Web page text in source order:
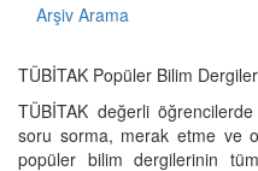
Arşiv Arama
TÜBİTAK Popüler Bilim
TÜBİTAK değerli
soru sorma, merak etme ve
popüler bilim dergilerinin